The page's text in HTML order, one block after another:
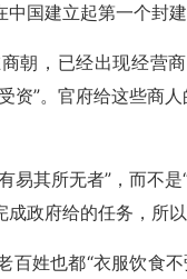
中国建立起第一个封
朝，已经出现经营
资”。官府给这些商
易其所无者”，而不
政府给的任务，所以
百姓也都“衣服饮食